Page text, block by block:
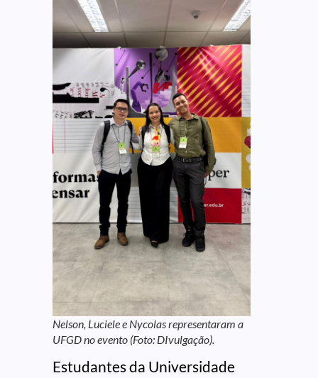
Nelson, Luciele e Nycolas representaram a
UFGD no evento (Foto: DIvulgação).
Estudantes da Universidade